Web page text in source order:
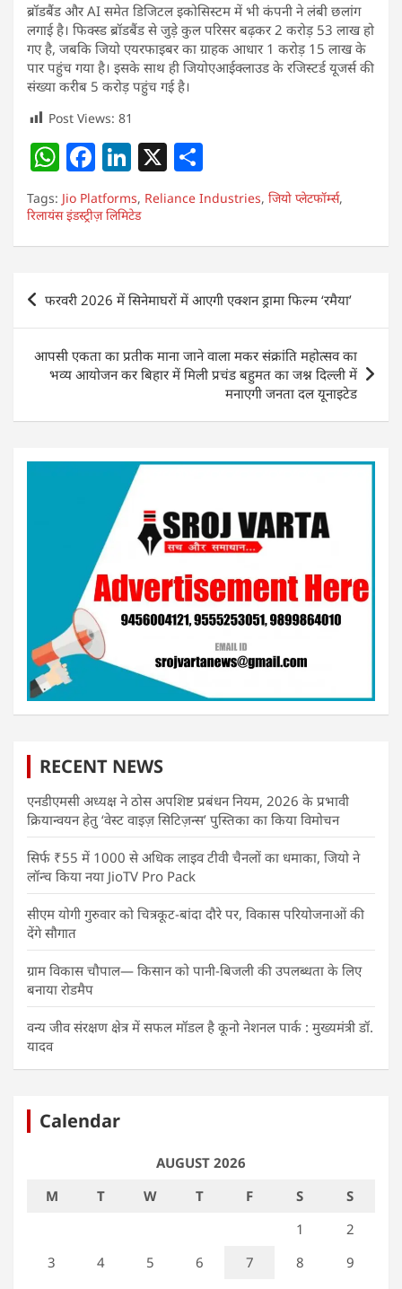
ब्रॉडबैंड और AI समेत डिजिटल इकोसिस्टम में भी कंपनी ने लंबी छलांग
लगाई है। फिक्स्ड ब्रॉडबैंड से जुड़े कुल परिसर बढ़कर 2 करोड़ 53 लाख हो
गए है, जबकि जियो एयरफाइबर का ग्राहक आधार 1 करोड़ 15 लाख के
पार पहुंच गया है। इसके साथ ही जियोएआईक्लाउड के रजिस्टर्ड यूजर्स की
संख्या करीब 5 करोड़ पहुंच गई है।
Post Views: 81
W
h
at
s
p
p
F
a
c
e
o
o
k
Li
n
k
e
n
X
h
ar
e
Tags: Jio Platforms, Reliance Industries, जियो प्लेटफॉर्म्स,
रिलायंस इंडस्ट्रीज़ लिमिटेड
Post
navigation
फरवरी 2026 में सिनेमाघरों में आएगी एक्शन ड्रामा फिल्म ‘रमैया’
आपसी एकता का प्रतीक माना जाने वाला मकर संक्रांति महोत्सव का
भव्य आयोजन कर बिहार में मिली प्रचंड बहुमत का जश्न दिल्ली में
मनाएगी जनता दल यूनाइटेड
RECENT NEWS
एनडीएमसी अध्यक्ष ने ठोस अपशिष्ट प्रबंधन नियम, 2026 के प्रभावी
क्रियान्वयन हेतु ‘वेस्ट वाइज़ सिटिज़न्स’ पुस्तिका का किया विमोचन
सिर्फ ₹55 में 1000 से अधिक लाइव टीवी चैनलों का धमाका, जियो ने
लॉन्च किया नया JioTV Pro Pack
सीएम योगी गुरुवार को चित्रकूट-बांदा दौरे पर, विकास परियोजनाओं की
देंगे सौगात
ग्राम विकास चौपाल— किसान को पानी-बिजली की उपलब्धता के लिए
बनाया रोडमैप
वन्य जीव संरक्षण क्षेत्र में सफल मॉडल है कूनो नेशनल पार्क : मुख्यमंत्री डॉ.
यादव
Calendar
AUGUST 2026
M
T W T F S
S
1
2
3
4 5 6 7 8
9